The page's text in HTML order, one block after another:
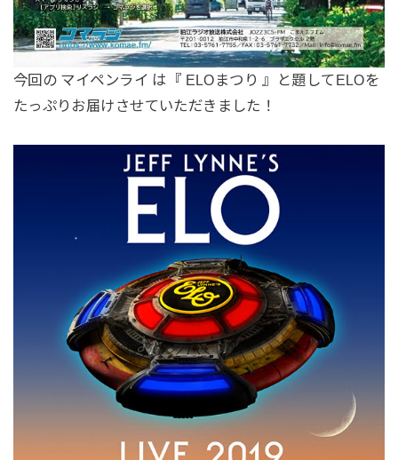
今回の マイペンライ は『 ELOまつり 』と題してELOを
たっぷりお届けさせていただきました！